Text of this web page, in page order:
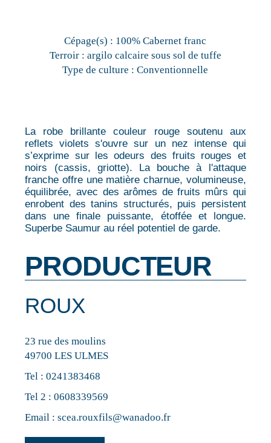
Cépage(s) : 100% Cabernet franc
Terroir : argilo calcaire sous sol de tuffe
Type de culture : Conventionnelle
La robe brillante couleur rouge soutenu aux
reflets violets s'ouvre sur un nez intense qui
s’exprime sur les odeurs des fruits rouges et
noirs (cassis, griotte). La bouche à l'attaque
franche offre une matière charnue, volumineuse,
équilibrée, avec des arômes de fruits mûrs qui
enrobent des tanins structurés, puis persistent
dans une finale puissante, étoffée et longue.
Superbe Saumur au réel potentiel de garde.
PRODUCTEUR
ROUX
23 rue des moulins
49700 LES ULMES
Tel :0241383468
Tel 2 :0608339569
Email :scea.rouxfils@wanadoo.fr